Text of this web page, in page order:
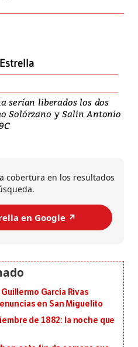
serían liberados los dos
Solórzano y Salin Antonio
cobertura en los resultados
en Google ↗️
García Rivas
en San Miguelito
de 1882: la noche que